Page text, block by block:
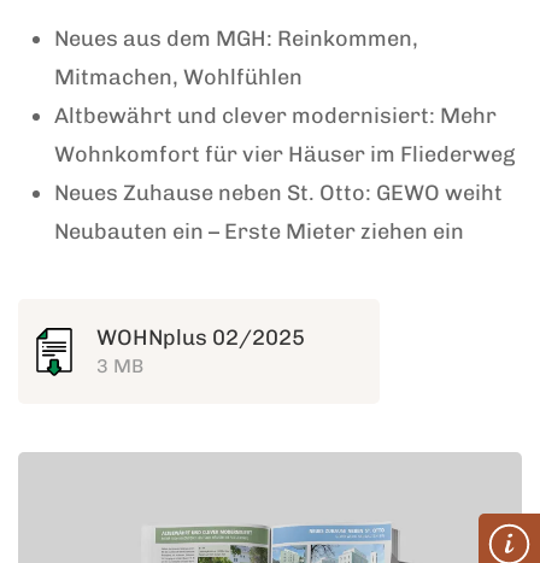
Neues aus dem MGH: Reinkommen,
Mitmachen, Wohlfühlen
Altbewährt und clever modernisiert: Mehr
Wohnkomfort für vier Häuser im Fliederweg
Neues Zuhause neben St. Otto: GEWO weiht
Neubauten ein – Erste Mieter ziehen ein
WOHNplus 02/2025
3 MB